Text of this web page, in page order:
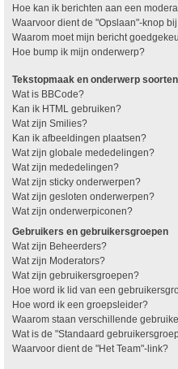
Hoe kan ik berichten aan een
Waarvoor dient de "Opslaan"-knop
Waarom moet mijn bericht
Hoe bump ik mijn onderwerp?
Tekstopmaak en onderwerp soorten
Wat is BBCode?
Kan ik HTML gebruiken?
Wat zijn Smilies?
Kan ik afbeeldingen plaatsen?
Wat zijn globale mededelingen?
Wat zijn mededelingen?
Wat zijn sticky onderwerpen?
Wat zijn gesloten onderwerpen?
Wat zijn onderwerpiconen?
Gebruikers en gebruikersgroepen
Wat zijn Beheerders?
Wat zijn Moderators?
Wat zijn gebruikersgroepen?
Hoe word ik lid van een
Hoe word ik een groepsleider?
Waarom staan verschillende
Wat is de "Standaard
Waarvoor dient de "Het Team"-link?